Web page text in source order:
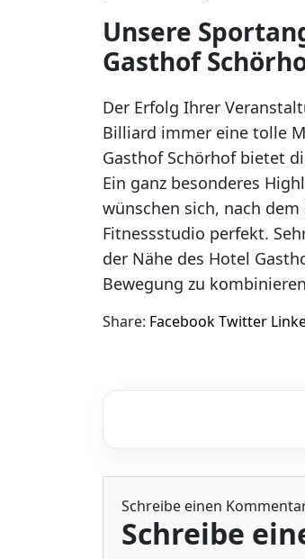
Unsere
Gasthof
Der Erfolg Ihrer
Billiard immer eine tolle
Gasthof Schörhof bietet
Ein ganz besonderes
wünschen sich, nach
Fitnessstudio perfekt.
der Nähe des Hotel
Bewegung zu
Share: FacebookTwitter
Schreibe einen
Schreibe